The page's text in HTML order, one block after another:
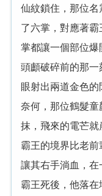
仙紋鎖住，那位
了六掌，對應著
掌都讓一個部位爆
頭顱破碎前的那
眼射出兩道金色的
奈何，那位鶴髮
抹，飛來的電芒就
霸王的境界比老前
讓其右手淌血，在
霸王死後，他落在